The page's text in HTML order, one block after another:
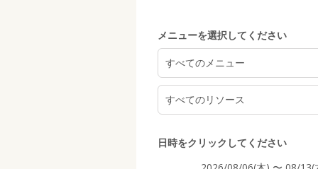
メニューを選択してください
すべてのメニュー
すべてのリソース
日時をクリックしてください